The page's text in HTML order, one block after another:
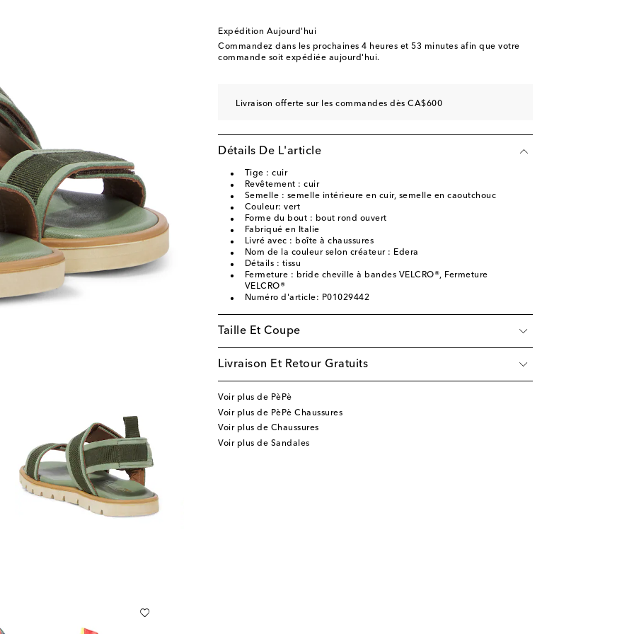
EU 32 / US 1 Ajouter à la Wishlist
Dernière pièce
EU 35 / US 4 Stock faible
EU 37 / US 6 Ajouter à la Wishlist
EU 38 / US 7 Ajouter à la Wishlist
Expédition Aujourd'hui
Commandez dans les prochaines 4 heures et 53 minutes afin que votre
commande soit expédiée aujourd'hui.
Livraison offerte sur les commandes dès CA$600
Détails De L'article
Tige : cuir
Revêtement : cuir
Semelle : semelle intérieure en cuir, semelle en caoutchouc
Couleur: vert
Forme du bout : bout rond ouvert
Fabriqué en Italie
Livré avec : boîte à chaussures
Nom de la couleur selon créateur : Edera
Détails : tissu
Fermeture : bride cheville à bandes VELCRO®, Fermeture
VELCRO®
Numéro d'article: P01029442
Taille Et Coupe
Livraison Et Retour Gratuits
Voir plus de PèPè
Voir plus de PèPè Chaussures
Voir plus de Chaussures
Voir plus de Sandales